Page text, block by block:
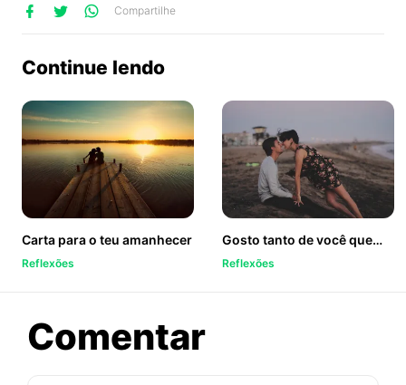
Compartilhe
Continue lendo
Carta para o teu amanhecer
Reflexões
Gosto tanto de você que…
Reflexões
Comentarsobre